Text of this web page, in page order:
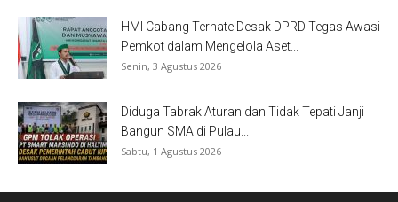
HMI Cabang Ternate Desak DPRD Tegas Awasi
Pemkot dalam Mengelola Aset...
Senin, 3 Agustus 2026
Diduga Tabrak Aturan dan Tidak Tepati Janji
Bangun SMA di Pulau...
Sabtu, 1 Agustus 2026